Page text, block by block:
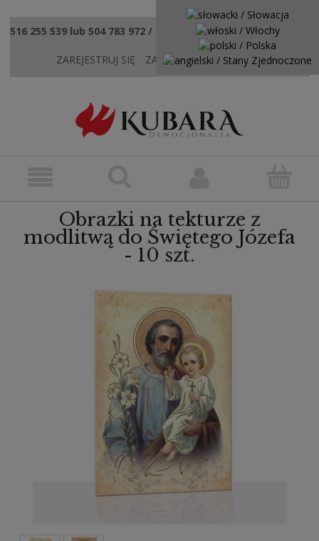
516 255 539 lub 504 783 972 / sklep@kubaradewocjonalia.pl
ZAREJESTRUJ SIĘ ZALOGUJ SIĘ KONTAKT
Obrazki na tekturze z
modlitwą do Świętego Józefa
- 10 szt.